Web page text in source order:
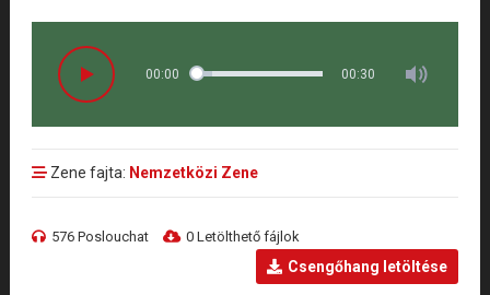
00:00 00:30
Zene fajta: Nemzetközi Zene
576 Poslouchat 0 Letölthető fájlok
Csengőhang letöltése